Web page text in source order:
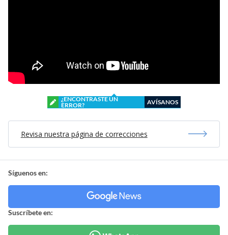
¿ENCONTRASTE UN
ERROR?
AVÍSANOS
Revisa nuestra página de correcciones
Síguenos en:
Suscríbete en: